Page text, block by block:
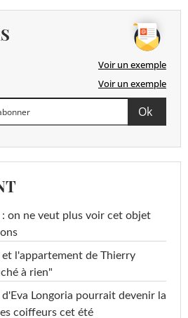
Voir un exemple
Voir un exemple
on ne veut plus voir cet objet
l'appartement de Thierry
à rien"
Longoria pourrait devenir la
coiffeurs cet été